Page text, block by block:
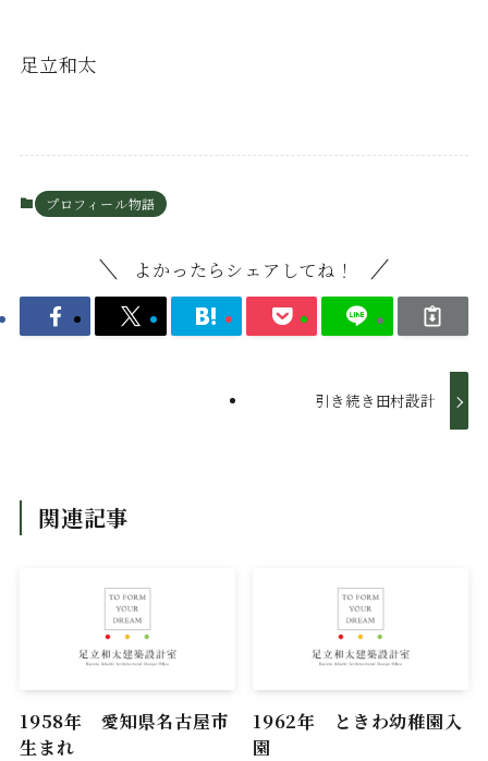
足立和太
プロフィール物語
よかったらシェアしてね！
引き続き田村設計
関連記事
1958年 愛知県名古屋市
生まれ
1962年 ときわ幼稚園入
園